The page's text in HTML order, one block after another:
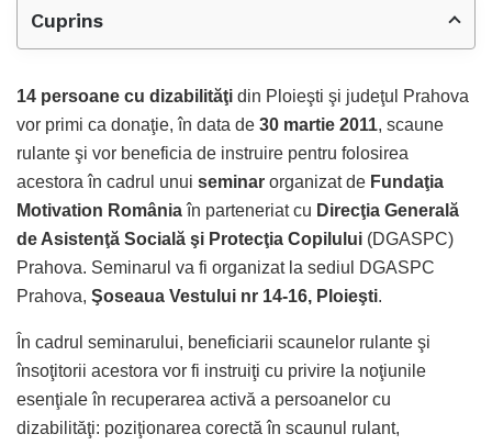
Cuprins
14 persoane cu dizabilităţi din Ploieşti şi judeţul Prahova
vor primi ca donaţie, în data de 30 martie 2011, scaune
rulante şi vor beneficia de instruire pentru folosirea
acestora în cadrul unui seminar organizat de Fundaţia
Motivation Româniaîn parteneriat cu Direcţia Generală
de Asistenţă Socială şi Protecţia Copilului (DGASPC)
Prahova. Seminarul va fi organizat la sediul DGASPC
Prahova, Şoseaua Vestului nr 14-16, Ploieşti.
În cadrul seminarului, beneficiarii scaunelor rulante şi
însoţitorii acestora vor fi instruiţi cu privire la noţiunile
esenţiale în recuperarea activă a persoanelor cu
dizabilităţi: poziţionarea corectă în scaunul rulant,